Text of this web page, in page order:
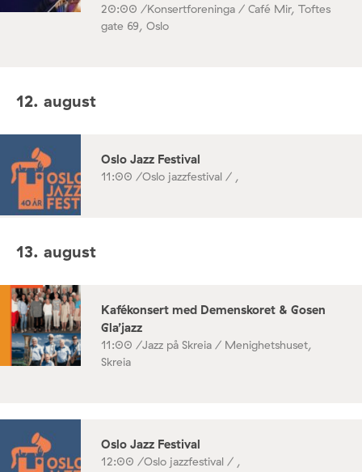
20:00 /Konsertforeninga / Café Mir, Toftes
gate 69, Oslo
12. august
Oslo Jazz Festival
11:00 /Oslo jazzfestival / ,
13. august
Kafékonsert med Demenskoret & Gosen
Gla’jazz
11:00 /Jazz på Skreia / Menighetshuset,
Skreia
Oslo Jazz Festival
12:00 /Oslo jazzfestival / ,